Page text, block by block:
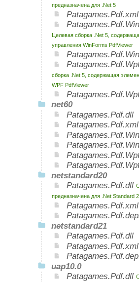
предназначена для .Net 5
Patagames.Pdf.xml
Целевая сборка .Net 5,
управления WinForms PdfViewer
сборка .Net 5, содержащая
WPF PdfViewer
net60
Patagames.Pdf.dll
Patagames.Pdf.xml
netstandard20
Patagames.Pdf.dll
предназначена для .Net Standard
Patagames.Pdf.xml
netstandard21
Patagames.Pdf.dll
Patagames.Pdf.xml
uap10.0
Patagames.Pdf.dll